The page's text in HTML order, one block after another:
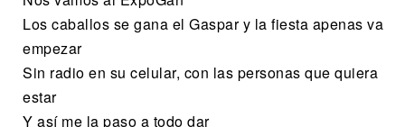
Los caballos se gana el Gaspar y la fiesta apenas va
empezar
Sin radio en su celular, con las personas que quiera
estar
Y así me la paso a todo dar